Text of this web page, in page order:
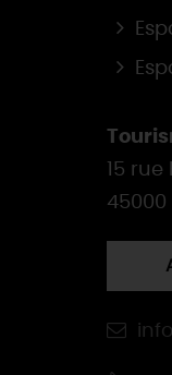
15
45000